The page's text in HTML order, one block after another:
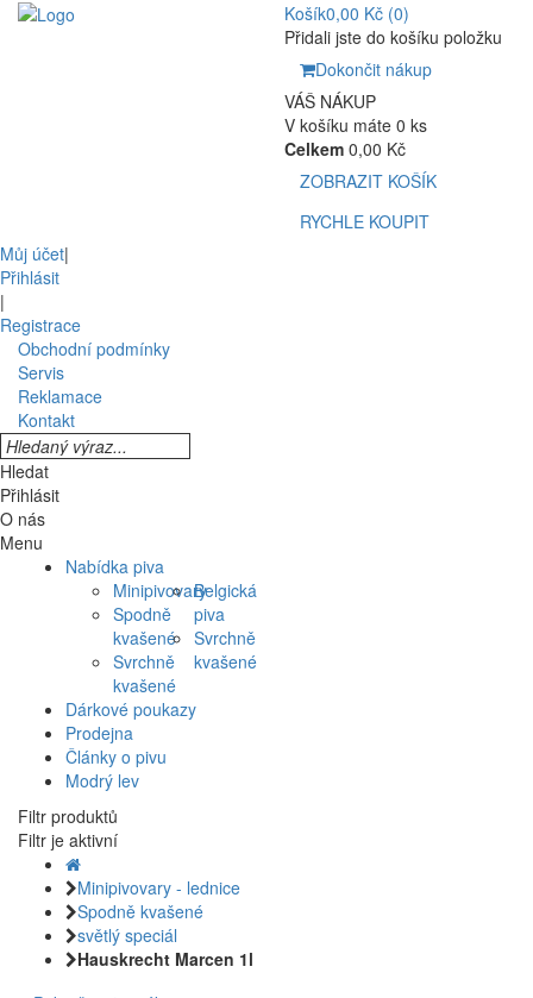
Košík0,00 Kč (0)
Přidali jste do košíku položku
Dokončit nákup
VÁŠ NÁKUP
V košíku máte 0 ks
Celkem 0,00 Kč
ZOBRAZIT KOŠÍK
RYCHLE KOUPIT
Můj účet|
Přihlásit
|
Registrace
Obchodní podmínky
Servis
Reklamace
Kontakt
Hledat
Přihlásit
O nás
Menu
Nabídka piva
Minipivovary
Spodně
kvašené
Svrchně
kvašené
Belgická
piva
Svrchně
kvašené
Dárkové poukazy
Prodejna
Články o pivu
Modrý lev
Filtr produktů
Filtr je aktivní
Minipivovary - lednice
Spodně kvašené
světlý speciál
Hauskrecht Marcen 1l